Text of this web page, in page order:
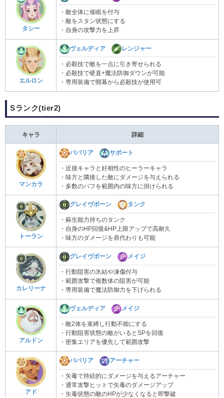
タシー
・敵全体に催眠を付与
・敵をスタン状態にする
・自身の攻撃力を上昇
エルロン
ヴェルディア レンジャー
・必殺技で敵を一点に引き寄せられる
・必殺技で硬直+魔法防御ダウンが可能
・専用装備で開幕から必殺技が使用可
Sランク(tier2)
キャラ 詳細
マンカラ
ババリア サポート
・近接キャラと好相性のヒーラーキャラ
・味方と隣接した敵にダメージを与えられる
・多数のバフを範囲内の味方に掛けられる
トーラン
グレイヴボーン タンク
・蘇生能力持ちのタンク
・自身のHP回復&HP上限アップで高耐久
・味方のダメージを肩代わりも可能
カレリーナ
グレイヴボーン メイジ
・行動阻害の氷結や凍傷付与
・範囲攻撃で複数体の阻害が可能
・専用装備で魔法防御力を下げられる
アルドン
ヴェルディア メイジ
・敵2体を束縛し行動不能にする
・行動阻害状態の敵がいるとSPを回復
・密集エリアを優先して範囲攻撃
アド
ババリア アーチャー
・矢毒で持続的にダメージを与えるアーチャー
・通常攻撃ヒットで矢毒のダメージアップ
・矢毒状態の敵のHPが少なくなると即撃破